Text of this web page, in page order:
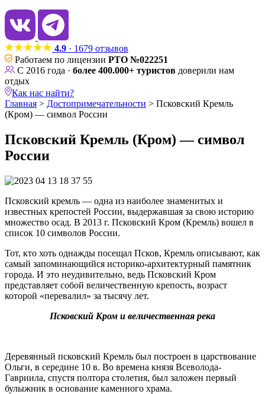
4.9 · 1679 отзывов
Работаем по лицензии РТО №022251
С 2016 года · более 400.000+ туристов доверили нам
отдых
Как нас найти?
Главная > Достопримечательности > Псковский Кремль
(Кром) — символ России
Псковский Кремль (Кром) — символ
России
Псковский кремль — одна из наиболее знаменитых и
известных крепостей России, выдержавшая за свою историю
множество осад. В 2013 г. Псковский Кром (Кремль) вошел в
список 10 символов России.
Тот, кто хоть однажды посещал Псков, Кремль описывают, как
самый запоминающийся историко-архитектурный памятник
города. И это неудивительно, ведь Псковский Кром
представляет собой величественную крепость, возраст
которой «перевалил» за тысячу лет.
Псковский Кром и величественная река
Деревянный псковский Кремль был построен в царствование
Ольги, в середине 10 в. Во времена князя Всеволода-
Гавриила, спустя полтора столетия, был заложен первый
булыжник в основание каменного храма.